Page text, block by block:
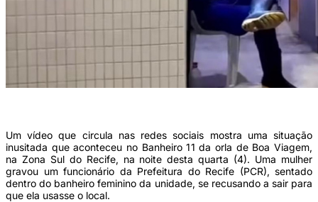
Um vídeo que circula nas redes sociais mostra uma situação
inusitada que aconteceu no Banheiro 11 da orla de Boa Viagem,
na Zona Sul do Recife, na noite desta quarta (4). Uma mulher
gravou um funcionário da Prefeitura do Recife (PCR), sentado
dentro do banheiro feminino da unidade, se recusando a sair para
que ela usasse o local.